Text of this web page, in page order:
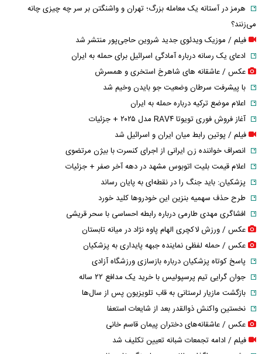
هرمز در آستانه یک معامله بزرگ؛ تهران و واشنگتن بر سر چه چیزی چانه
می‌زنند؟
فیلم / موزیک ویدئوی جدید شروین حاجی‌پور منتشر شد
ادعای یک رسانه درباره آمادگی اسرائیل برای حمله به ایران
عکس / عاشقانه های شاهرخ استخری و همسرش
با پیشرفت سرطان وضعیت جو بایدن وخیم شد
اعلام موضع ترکیه درباره حمله به ایران
آغاز فروش فوری تویوتا RAV۴ مدل ۲۰۲۵ + جزئیات
فیلم / پوتین رابط میان ایران و اسرائیل شد
انصراف خواننده زن ایرانی از اجرای کنسرت با بیژن مرتضوی
اعلام قیمت بلیت اتوبوس مشهد در دهه آخر صفر + جزئیات
پزشکیان: باید جنگ را در نقطه‌ای به پایان رساند
طرح حذف سهمیه بنزین این خودرو‌ها کلید خورد
افشاگری مهدی طارمی درباره رابطه احساسی با سحر قریشی
عکس / ورزش لاکچری الهام پاوه نژاد در میانه تابستان
عکس / حمله لفظی نماینده جبهه پایداری به پزشکیان
پاسخ کوتاه پزشکیان درباره بازسازی ورزشگاه آزادی
جوان گرایی تیم پرسپولیس با خرید یک مدافع ۲۲ ساله
بازگشت مازیار لرستانی به قاب تلویزیون پس از سال‌ها
نخستین واکنش ذوالقدر بعد از شایعات استعفا
عکس / عاشقانه‌های دختران پیمان قاسم خانی
فیلم / ادامه تجمعات شبانه تعیین تکلیف شد